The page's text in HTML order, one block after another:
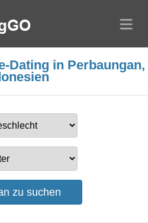
Dating in Perbaungan,